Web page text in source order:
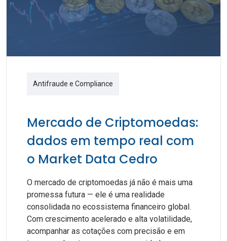
Antifraude e Compliance
Mercado de Criptomoedas:
dados em tempo real com
o Market Data Cedro
O mercado de criptomoedas já não é mais uma
promessa futura — ele é uma realidade
consolidada no ecossistema financeiro global.
Com crescimento acelerado e alta volatilidade,
acompanhar as cotações com precisão e em